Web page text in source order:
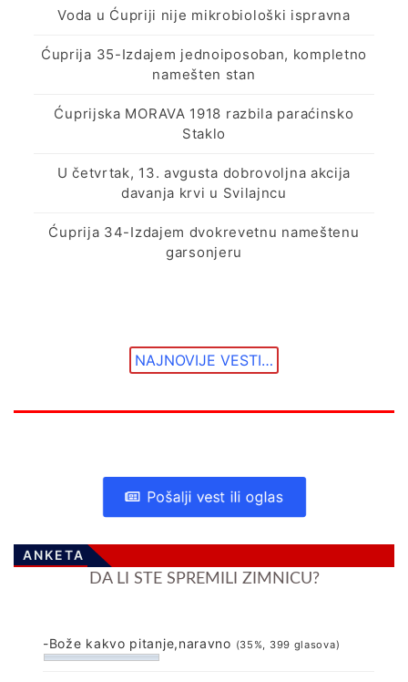
Voda u Ćupriji nije mikrobiološki ispravna
Ćuprija 35-Izdajem jednoiposoban, kompletno
namešten stan
Ćuprijska MORAVA 1918 razbila paraćinsko
Staklo
U četvrtak, 13. avgusta dobrovoljna akcija
davanja krvi u Svilajncu
Ćuprija 34-Izdajem dvokrevetnu nameštenu
garsonjeru
NAJNOVIJE VESTI…
Pošalji vest ili oglas
ANKETA
DA LI STE SPREMILI ZIMNICU?
-Bože kakvo pitanje,naravno (35%, 399 glasova)